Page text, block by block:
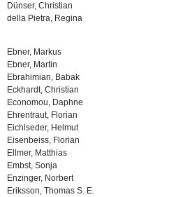
Dünser, Christian
della Pietra, Regina
Ebner, Markus
Ebner, Martin
Ebrahimian, Babak
Eckhardt, Christian
Economou, Daphne
Ehrentraut, Florian
Eichlseder, Helmut
Eisenbeiss, Florian
Ellmer, Matthias
Embst, Sonja
Enzinger, Norbert
Eriksson, Thomas S. E.